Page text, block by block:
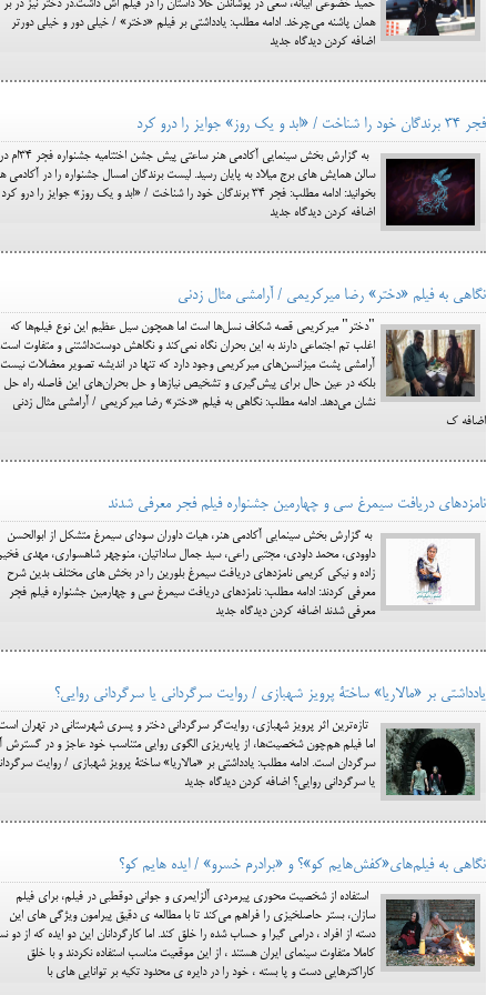
حمید خضوعی ابیانه، سعی در پوشاندن خلا داستان را در فیلم اش داشت.در دختر نیز در بر
همان پاشنه می‌چرخد. ادامه مطلب: یادداشتی بر فیلم «دختر» / خیلی دور و خیلی دورتر
اضافه کردن دیدگاه جدید
فجر 34 برندگان خود را شناخت / «ابد و یک روز» جوایز را درو کرد
به گزارش بخش سینمایی آکادمی هنر ساعتی پیش جشن اختتامیه جشنواره فجر 34ام در
سالن همایش های برج میلاد به پایان رسید. لیست برندگان امسال جشنواره را در آکادمی
بخوانید: ادامه مطلب: فجر 34 برندگان خود را شناخت / «ابد و یک روز» جوایز را درو کرد
اضافه کردن دیدگاه جدید
نگاهی به فیلم «دختر» رضا میرکریمی / آرامشی مثال زدنی
"دختر" میرکریمی قصه شکاف نسل‌ها است اما همچون سیل عظیم این نوع فیلم‌ها که
اغلب تم اجتماعی دارند به این بحران نگاه نمی‌کند و نگاهش دوست‌داشتنی و متفاوت
آرامشی پشت میزانسن‌های میرکریمی وجود دارد که تنها در اندیشه تصویر معضلات نیست
بلکه در عین حال برای پیش‌گیری و تشخیص نیازها و حل بحران‌های این فاصله راه حل
نشان می‌دهد. ادامه مطلب: نگاهی به فیلم «دختر» رضا میرکریمی / آرامشی مثال زدنی
اضافه ک
نامزدهای دریافت سیمرغ سی و چهارمین جشنواره فیلم فجر معرفی شدند
به گزارش بخش سینمایی آکادمی هنر، هیات داوران سودای سیمرغ متشکل از ابوالحسن
داوودی، محمد داودی، مجتبی راعی، سید جمال ساداتیان، منوچهر شاهسواری، مهدی
زاده و نیکی کریمی نامزدهای دریافت سیمرغ بلورین را در بخش های مختلف بدین شرح
معرفی کردند: ادامه مطلب: نامزدهای دریافت سیمرغ سی و چهارمین جشنواره فیلم فجر
معرفی شدند اضافه کردن دیدگاه جدید
یادداشتی بر «مالاریا» ساختۀ پرویز شهبازی / روایت سرگردانی یا سرگردانی روایی؟
تازه‌ترین اثر پرویز شهبازی، روایت‌گر سرگردانی دختر و پسری شهرستانی در تهران
اما فیلم هم‌چون شخصیت‌ها، از پایه‌ریزی الگوی روایی متناسب خود عاجز و در گسترش
سرگردان است. ادامه مطلب: یادداشتی بر «مالاریا» ساختۀ پرویز شهبازی / روایت
یا سرگردانی روایی؟ اضافه کردن دیدگاه جدید
نگاهی به فیلم‌های«کفش‌هایم کو»؟ و «برادرم خسرو» / ایده هایم کو؟
استفاده از شخصیت محوری پیرمردی آلزایمری و جوانی دوقطبی در فیلم، برای فیلم
سازان، بستر حاصلخیزی را فراهم می‌کند تا با مطالعه ی دقیق پیرامون ویژگی های این
دسته از افراد ، درامی گیرا و حساب شده را خلق کند. اما کارگردانان این دو ایده که از دو
کاملا متفاوت سینمای ایران هستند ، از این موقعیت مناسب استفاده نکردند و با خلق
کاراکترهایی دست و پا بسته ، خود را در دایره ی محدود تکیه بر توانایی های با